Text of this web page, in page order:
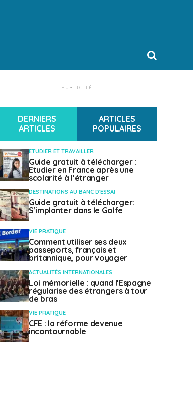
PUBLICITÉ
DERNIERS
ARTICLES
ARTICLES
POPULAIRES
ETUDIER ET TRAVAILLER
Guide gratuit à télécharger :
Etudier en France après une
scolarité à l’étranger
DESTINATIONS AU BANC D'ESSAI
Guide gratuit à télécharger:
S’implanter dans le Golfe
VIE PRATIQUE
Comment utiliser ses deux
passeports, français et
britannique, pour voyager
ACTUALITÉS INTERNATIONALES
Loi mémorielle : quand l’Espagne
régularise des étrangers à tour
de bras
VIE PRATIQUE
CFE : la réforme devenue
incontournable